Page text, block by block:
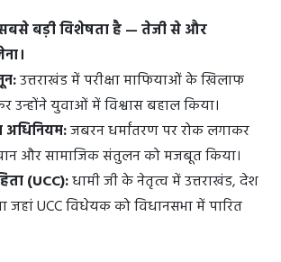
बड़ी विशेषता है — तेजी से और
उत्तराखंड में परीक्षा माफियाओं के खिलाफ
उन्होंने युवाओं में विश्वास बहाल किया।
अधिनियम:जबरन धर्मांतरण पर रोक लगाकर
और सामाजिक संतुलन को मजबूत किया।
(UCC):धामी जी के नेतृत्व में उत्तराखंड, देश
जहां UCC विधेयक को विधानसभा में पारित